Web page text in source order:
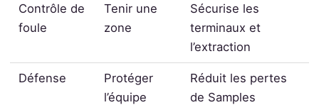
Contrôle de
foule
Tenir une
zone
Sécurise les
terminaux et
l’extraction
Défense
Protéger
l’équipe
Réduit les pertes
de Samples